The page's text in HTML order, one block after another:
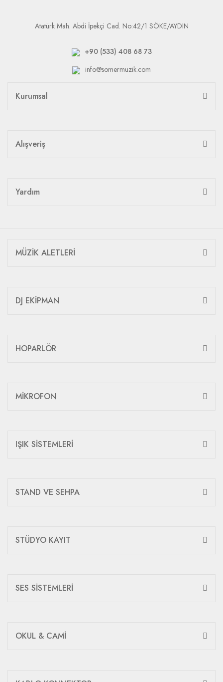
Atatürk Mah. Abdi İpekçi Cad. No:42/1 SÖKE/AYDIN
+90 (533) 408 68 73
info@somermuzik.com
Kurumsal
Alışveriş
Yardım
MÜZİK ALETLERİ
DJ EKİPMAN
HOPARLÖR
MİKROFON
IŞIK SİSTEMLERİ
STAND VE SEHPA
STÜDYO KAYIT
SES SİSTEMLERİ
OKUL & CAMİ